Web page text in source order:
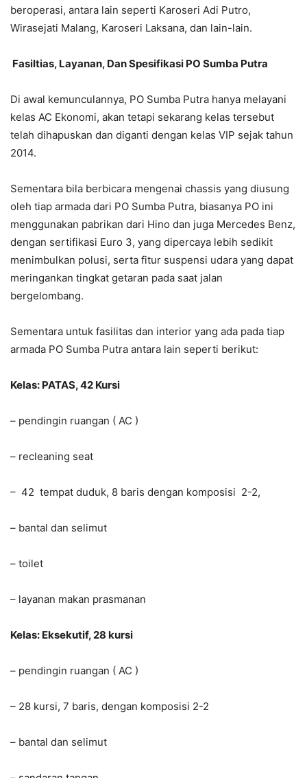
beroperasi, antara lain seperti Karoseri Adi Putro,
Wirasejati Malang, Karoseri Laksana, dan lain-lain.
Fasiltias, Layanan, Dan Spesifikasi PO Sumba Putra
Di awal kemunculannya, PO Sumba Putra hanya melayani
kelas AC Ekonomi, akan tetapi sekarang kelas tersebut
telah dihapuskan dan diganti dengan kelas VIP sejak tahun
2014.
Sementara bila berbicara mengenai chassis yang diusung
oleh tiap armada dari PO Sumba Putra, biasanya PO ini
menggunakan pabrikan dari Hino dan juga Mercedes Benz,
dengan sertifikasi Euro 3, yang dipercaya lebih sedikit
menimbulkan polusi, serta fitur suspensi udara yang dapat
meringankan tingkat getaran pada saat jalan
bergelombang.
Sementara untuk fasilitas dan interior yang ada pada tiap
armada PO Sumba Putra antara lain seperti berikut:
Kelas: PATAS, 42 Kursi
– pendingin ruangan ( AC )
– recleaning seat
– 42 tempat duduk, 8 baris dengan komposisi 2-2,
– bantal dan selimut
– toilet
– layanan makan prasmanan
Kelas: Eksekutif, 28 kursi
– pendingin ruangan ( AC )
– 28 kursi, 7 baris, dengan komposisi 2-2
– bantal dan selimut